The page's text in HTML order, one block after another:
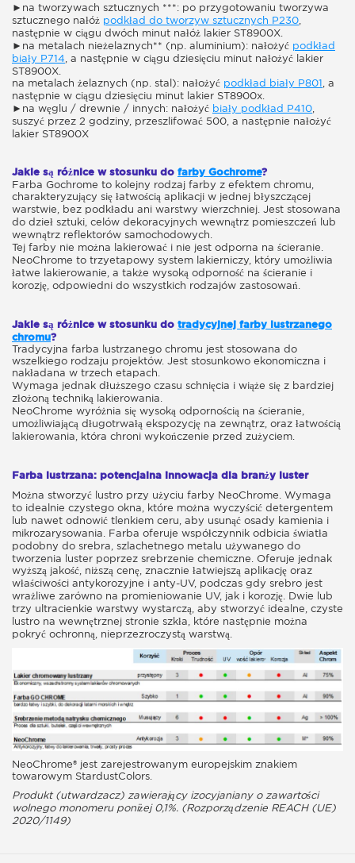
►na tworzywach sztucznych ***: po przygotowaniu tworzywa
sztucznego nałóż podkład do tworzyw sztucznych P230
następnie w ciągu dwóch minut nałóż lakier ST8900X.
►na metalach nieżelaznych** (np. aluminium): nałożyć podkład
biały P714 , a następnie w ciągu dziesięciu minut nałożyć lakier
ST8900X.
na metalach żelaznych (np. stal): nałożyć podkład biały P801 , a
następnie w ciągu dziesięciu minut lakier ST8900x.
►na węglu / drewnie / innych: nałożyć biały podkład P410
suszyć przez 2 godziny, przeszlifować 500, a następnie nałożyć
lakier ST8900X
Jakie są różnice w stosunku do farby Gochrome?
Farba Gochrome to kolejny rodzaj farby z efektem chromu,
charakteryzujący się łatwością aplikacji w jednej błyszczącej
warstwie, bez podkładu ani warstwy wierzchniej. Jest stosowana
do dzieł sztuki, celów dekoracyjnych wewnątrz pomieszczeń lub
wewnątrz reflektorów samochodowych.
Tej farby nie można lakierować i nie jest odporna na ścieranie.
NeoChrome to trzyetapowy system lakierniczy, który umożliwia
łatwe lakierowanie, a także wysoką odporność na ścieranie i
korozję, odpowiedni do wszystkich rodzajów zastosowań.
Jakie są różnice w stosunku do tradycyjnej farby lustrzanego
chromu?
Tradycyjna farba lustrzanego chromu jest stosowana do
wszelkiego rodzaju projektów. Jest stosunkowo ekonomiczna i
nakładana w trzech etapach.
Wymaga jednak dłuższego czasu schnięcia i wiąże się z bardziej
złożoną techniką lakierowania.
NeoChrome wyróżnia się wysoką odpornością na ścieranie,
umożliwiającą długotrwałą ekspozycję na zewnątrz, oraz łatwością
lakierowania, która chroni wykończenie przed zużyciem.
Farba lustrzana: potencjalna innowacja dla branży luster
Można stworzyć lustro przy użyciu farby NeoChrome. Wymaga
to idealnie czystego okna, które można wyczyścić detergentem
lub nawet odnowić tlenkiem ceru, aby usunąć osady kamienia i
mikrozarysowania. Farba oferuje współczynnik odbicia światła
podobny do srebra, szlachetnego metalu używanego do
tworzenia luster poprzez srebrzenie chemiczne. Oferuje jednak
wyższą jakość, niższą cenę, znacznie łatwiejszą aplikację oraz
właściwości antykorozyjne i anty-UV, podczas gdy srebro jest
wrażliwe zarówno na promieniowanie UV, jak i korozję. Dwie lub
trzy ultracienkie warstwy wystarczą, aby stworzyć idealne, czyste
lustro na wewnętrznej stronie szkła, które następnie można
pokryć ochronną, nieprzezroczystą warstwą.
NeoChrome® jest zarejestrowanym europejskim znakiem
towarowym StardustColors.
Produkt (utwardzacz) zawierający izocyjaniany o zawartości
wolnego monomeru poniżej 0,1%. (Rozporządzenie REACH (UE)
2020/1149)